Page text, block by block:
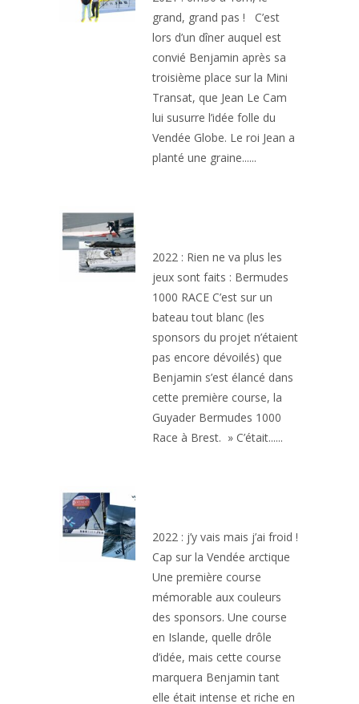
grand, grand pas ! C’est
lors d’un dîner auquel est
convié Benjamin après sa
troisième place sur la Mini
Transat, que Jean Le Cam
lui susurre l’idée folle du
Vendée Globe. Le roi Jean a
planté une graine......
2022 : Rien ne va plus les
jeux sont faits : Bermudes
1000 RACE C’est sur un
bateau tout blanc (les
sponsors du projet n’étaient
pas encore dévoilés) que
Benjamin s’est élancé dans
cette première course, la
Guyader Bermudes 1000
Race à Brest. » C’était......
2022 : j’y vais mais j’ai froid !
Cap sur la Vendée arctique
Une première course
mémorable aux couleurs
des sponsors. Une course
en Islande, quelle drôle
d’idée, mais cette course
marquera Benjamin tant
elle était intense et riche en